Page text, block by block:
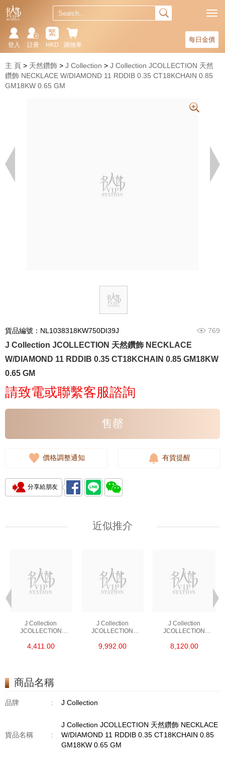
每日金價
購物車
繁
HKD
註冊
登入
主 頁 天然鑽飾 J Collection
J Collection JCOLLECTION 天然
鑽飾 NECKLACE W/DIAMOND 11 RDDIB 0.35 CT18KCHAIN 0.85
GM18KW 0.65 GM
貨品編號：NL1038318KW750DI39J 769
J Collection JCOLLECTION 天然鑽飾 NECKLACE
W/DIAMOND 11 RDDIB 0.35 CT18KCHAIN 0.85 GM18KW
0.65 GM
請致電或聯繫客服諮詢
售罄
價格調整通知 有貨提醒
分享給朋友
近似推介
J Collection
JCOLLECTION
RDDI 0.48 CT18KR
4,411.00
J Collection
JCOLLECTION
RDDI 1.34 CT18KW
9,992.00
J Collection
JCOLLECTION
W/DIAMOND 7
8,120.00
商品名稱
品牌 : J Collection
貨品名稱 :
J Collection JCOLLECTION 天然鑽飾 NECKLACE
W/DIAMOND 11 RDDIB 0.35 CT18KCHAIN 0.85
GM18KW 0.65 GM